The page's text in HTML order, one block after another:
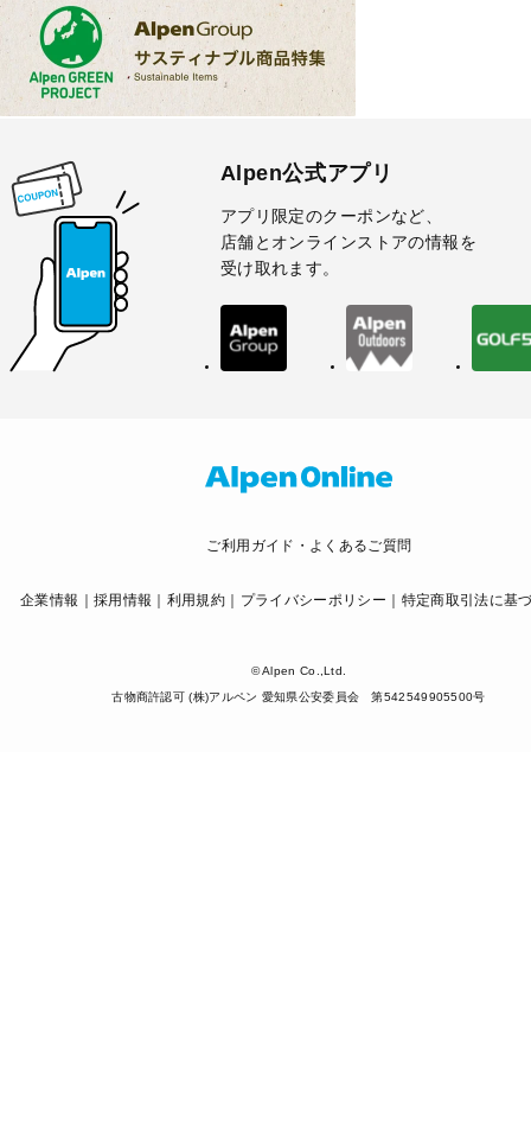
Alpen公式アプリ
アプリ限定のクーポンなど、
店舗とオンラインストアの情報を
受け取れます。
ご利用ガイド・よくあるご質問
企業情報 採用情報 利用規約 プライバシーポリシー 特定商取引法に基
© Alpen Co.,Ltd.
古物商許認可 (株)アルペン 愛知県公安委員会 第542549905500号